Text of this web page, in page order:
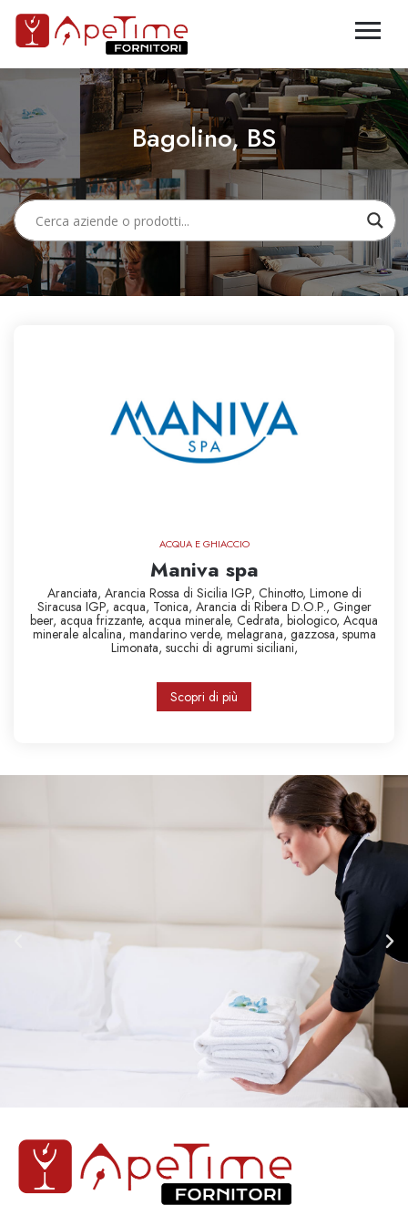
Bagolino, BS
ACQUA E GHIACCIO
Maniva spa
Aranciata, Arancia Rossa di Sicilia IGP, Chinotto, Limone di
Siracusa IGP, acqua, Tonica, Arancia di Ribera D.O.P., Ginger
beer, acqua frizzante, acqua minerale, Cedrata, biologico, Acqua
minerale alcalina, mandarino verde, melagrana, gazzosa, spuma
Limonata, succhi di agrumi siciliani,
Scopri di più